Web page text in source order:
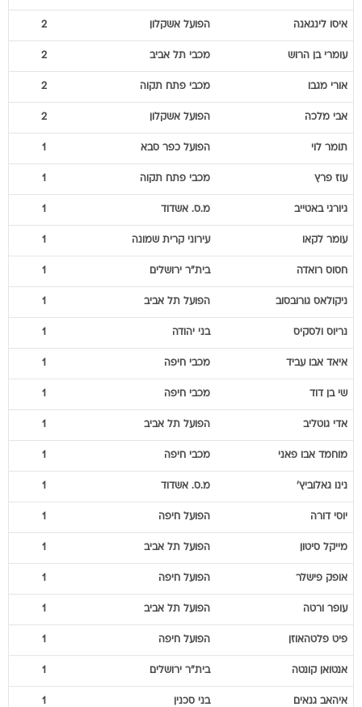
איסו לינגאנה הפועל אשקלון 2
עומרי בן הרוש מכבי תל אביב 2
אורי מגבו מכבי פתח תקוה 2
אבי מלכה הפועל אשקלון 2
תומר לוי הפועל כפר סבא 1
עוז פרץ מכבי פתח תקוה 1
גיורגי באטייב מ.ס. אשדוד 1
עומר לקאו עירוני קרית שמונה 1
חסוס רואדה בית"ר ירושלים 1
ניקולאס גורובסוב הפועל תל אביב 1
נריוס ולסקיס בני יהודה 1
איאד אבו עביד מכבי חיפה 1
שי בן דוד מכבי חיפה 1
אדי גוטליב הפועל תל אביב 1
מוחמד אבו פאני מכבי חיפה 1
נינו גאלוביץ' מ.ס. אשדוד 1
יוסי דורה הפועל חיפה 1
מייקל סיטון הפועל תל אביב 1
אופק פישלר הפועל חיפה 1
עופר ורטה הפועל תל אביב 1
פיט פלטהאוזן הפועל חיפה 1
אנטואן קונטה בית"ר ירושלים 1
איהאב גנאים בני סכנין 1